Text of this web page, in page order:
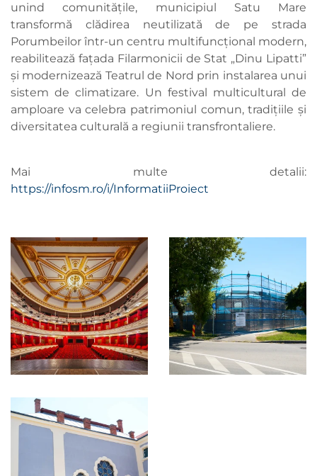
unind comunitățile, municipiul Satu Mare
transformă clădirea neutilizată de pe strada
Porumbeilor într-un centru multifuncțional modern,
reabilitează fațada Filarmonicii de Stat „Dinu Lipatti”
și modernizează Teatrul de Nord prin instalarea unui
sistem de climatizare. Un festival multicultural de
amploare va celebra patrimoniul comun, tradițiile și
diversitatea culturală a regiunii transfrontaliere.
Mai multe detalii:
https://infosm.ro/i/InformatiiProiect